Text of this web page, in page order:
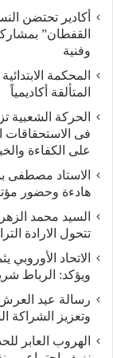
أكادير تحتضن
القفطان”
وفنية
المحكمة
المتألقة أكاديمياً
الحركة الشعبية
فى الاستحقاقات
على الكفاءة
الاستاد مصطفى
هادءة وحضور
السيد محمد
تتحول الارادة
الاتحاد
ويؤكد: الرباط
رسالة عيد
وتعزيز الشراكة
​الهروب العابر